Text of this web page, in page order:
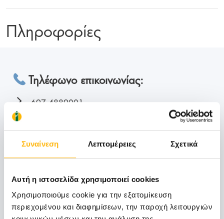
Συναίνεση Λεπτομέρειες Σχετικά
Αυτή η ιστοσελίδα χρησιμοποιεί cookies
Χρησιμοποιούμε cookie για την εξατομίκευση
περιεχομένου και διαφημίσεων, την παροχή λειτουργιών
Πληροφορίες
Τηλέφωνο επικοινωνίας:
697 4889001
Υπεύθυνος Ιατρός Νικόλαος Ζυγουλάκης
Τηλέφωνα για ραντεβού:
2410 996014
2410 996000
Ώρες λειτουργίας: